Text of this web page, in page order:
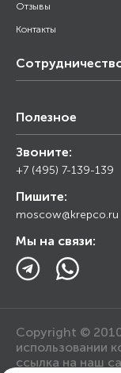
Отзывы
Контакты
Снабжение
Торговым организациям
Полезное
Калькулятор
Прайс лист
Ответы на вопросы
Блог
Звоните:
+7 (495) 7-139-139
Пишите:
moscow@krepco.ru
Мы на связи:
Copyright ©
использовании
ссылка на наш